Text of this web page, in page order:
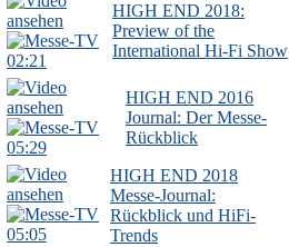
02:21
HIGH END 2018:
Preview of the
International Hi-Fi Show
05:29
HIGH END 2016
Journal: Der Messe-
Rückblick
05:05
HIGH END 2018
Messe-Journal:
Rückblick und HiFi-
Trends